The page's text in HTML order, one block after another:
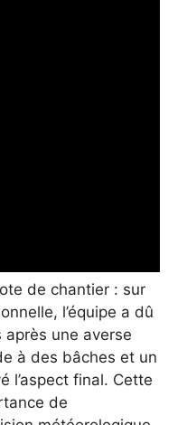
de chantier : sur
l’équipe a dû
une averse
à des bâches et un
l’aspect final. Cette
de